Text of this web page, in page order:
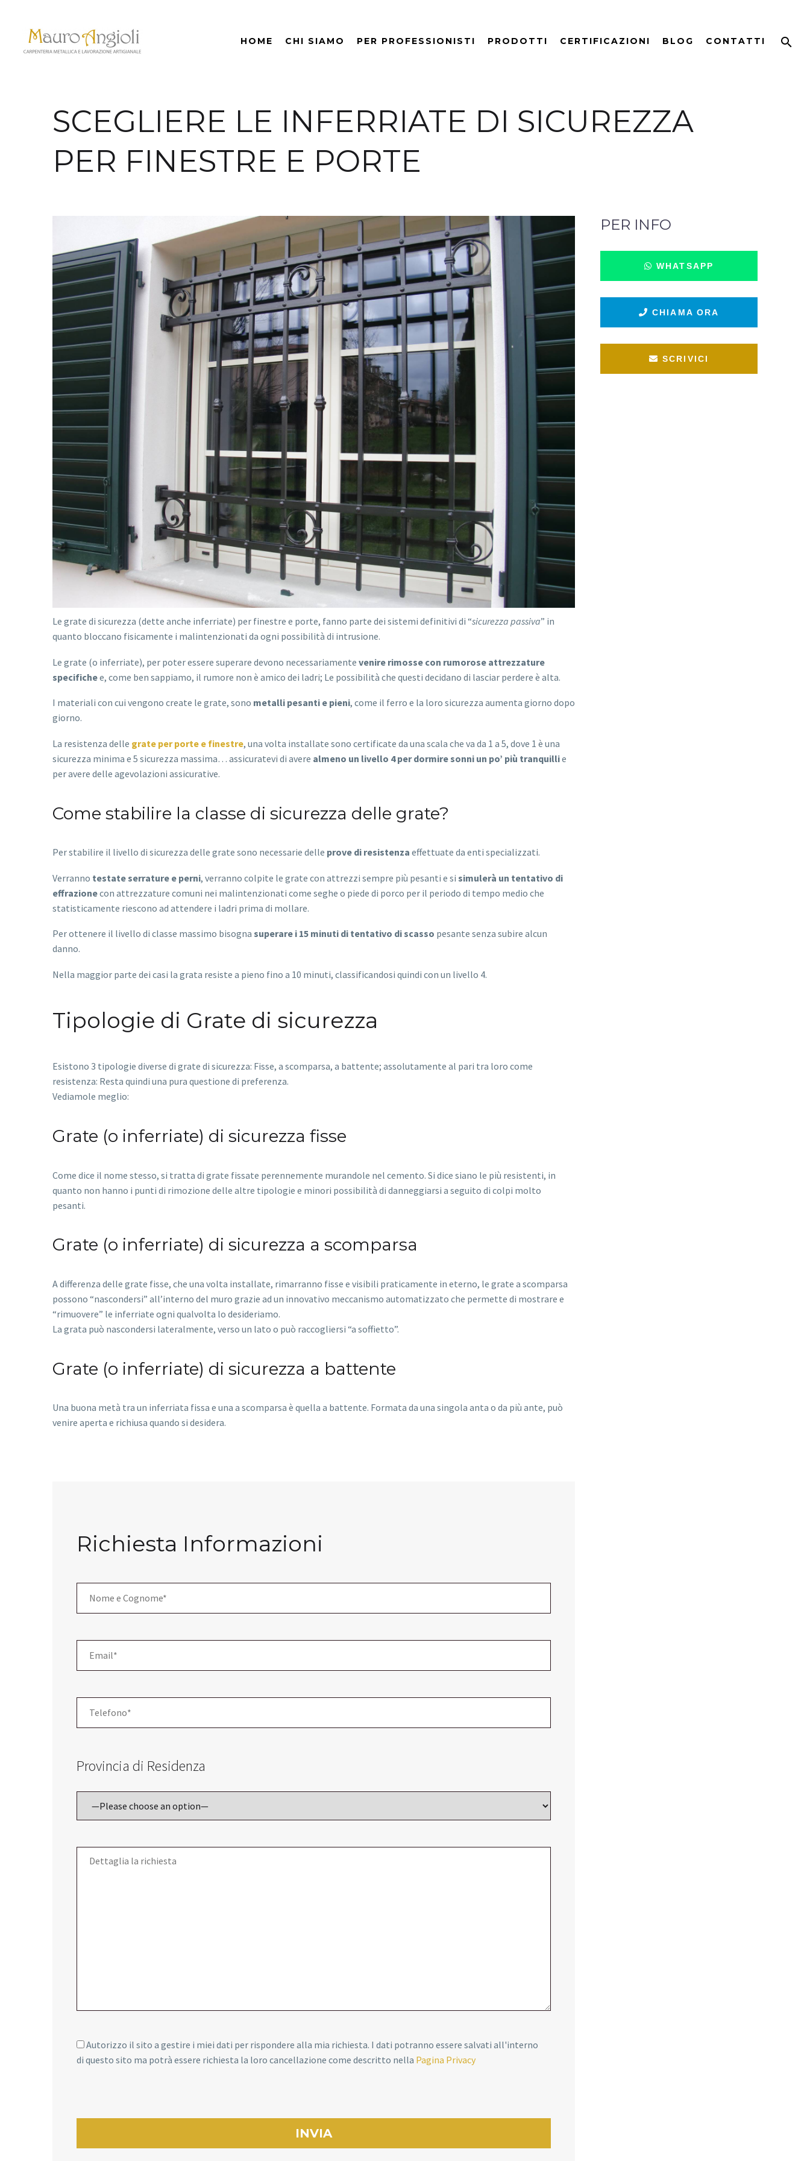
HOME CHI SIAMO PER PROFESSIONISTI PRODOTTI CERTIFICAZIONI BLOG CONTATTI
SCEGLIERE LE INFERRIATE DI SICUREZZA
PER FINESTRE E PORTE
Le grate di sicurezza (dette anche inferriate) per finestre e porte, fanno parte dei sistemi definitivi di “sicurezza passiva” in
quanto bloccano fisicamente i malintenzionati da ogni possibilità di intrusione.
Le grate (o inferriate), per poter essere superare devono necessariamente venire rimosse con rumorose attrezzature
specifichee, come ben sappiamo, il rumore non è amico dei ladri; Le possibilità che questi decidano di lasciar perdere è alta.
I materiali con cui vengono create le grate, sono metalli pesanti e pieni, come il ferro e la loro sicurezza aumenta giorno dopo
giorno.
La resistenza delle grate per porte e finestre, una volta installate sono certificate da una scala che va da 1 a 5, dove 1 è una
sicurezza minima e 5 sicurezza massima… assicuratevi di avere almeno un livello 4 per dormire sonni un po’ più tranquillie
per avere delle agevolazioni assicurative.
Come stabilire la classe di sicurezza delle grate?
Per stabilire il livello di sicurezza delle grate sono necessarie delle prove di resistenza effettuate da enti specializzati.
Verranno testate serrature e perni, verranno colpite le grate con attrezzi sempre più pesanti e si simulerà un tentativo di
effrazionecon attrezzature comuni nei malintenzionati come seghe o piede di porco per il periodo di tempo medio che
statisticamente riescono ad attendere i ladri prima di mollare.
Per ottenere il livello di classe massimo bisogna superare i 15 minuti di tentativo di scasso pesante senza subire alcun
danno.
Nella maggior parte dei casi la grata resiste a pieno fino a 10 minuti, classificandosi quindi con un livello 4.
Tipologie di Grate di sicurezza
Esistono 3 tipologie diverse di grate di sicurezza: Fisse, a scomparsa, a battente; assolutamente al pari tra loro come
resistenza: Resta quindi una pura questione di preferenza.
Vediamole meglio:
Grate (o inferriate) di sicurezza fisse
Come dice il nome stesso, si tratta di grate fissate perennemente murandole nel cemento. Si dice siano le più resistenti, in
quanto non hanno i punti di rimozione delle altre tipologie e minori possibilità di danneggiarsi a seguito di colpi molto
pesanti.
Grate (o inferriate) di sicurezza a scomparsa
A differenza delle grate fisse, che una volta installate, rimarranno fisse e visibili praticamente in eterno, le grate a scomparsa
possono “nascondersi” all’interno del muro grazie ad un innovativo meccanismo automatizzato che permette di mostrare e
“rimuovere” le inferriate ogni qualvolta lo desideriamo.
La grata può nascondersi lateralmente, verso un lato o può raccogliersi “a soffietto”.
Grate (o inferriate) di sicurezza a battente
Una buona metà tra un inferriata fissa e una a scomparsa è quella a battente. Formata da una singola anta o da più ante, può
venire aperta e richiusa quando si desidera.
Richiesta Informazioni
Provincia di Residenza
Autorizzo il sito a gestire i miei dati per rispondere alla mia richiesta. I dati potranno essere salvati all'interno
di questo sito ma potrà essere richiesta la loro cancellazione come descritto nella Pagina Privacy
PER INFO
WHATSAPP
CHIAMA ORA
SCRIVICI